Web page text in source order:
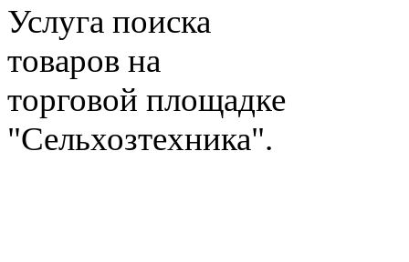
Услуга поиска
товаров на
торговой площадке
"Сельхозтехника".